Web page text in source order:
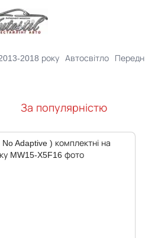
2018 року Автосвітло
За популярністю